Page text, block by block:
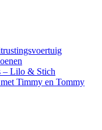
– Lilo & Stich
Timmy en Tommy